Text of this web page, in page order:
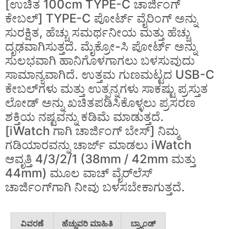
[ಉಚಿತ 100cm TYPE-C ಚಾರ್ಜಿಂಗ್
ಕೇಬಲ್] TYPE-C ಪೋರ್ಟ್ ವೈರಿಂಗ್ ಅನ್ನು
ಸುರಕ್ಷಿತ, ಹೆಚ್ಚು ಸಮರ್ಥನೀಯ ಮತ್ತು ಹೆಚ್ಚು
ದೃಢವಾಗಿಸುತ್ತದೆ. ಮೈಕ್ರೋ-ಸಿ ಪೋರ್ಟ್ ಅನ್ನು
ಸುಲಭವಾಗಿ ಹಾನಿಗೊಳಗಾಗಲು ಬಳಸುವುದು
ಸಾಮಾನ್ಯವಾಗಿದೆ. ಉತ್ತಮ ಗುಣಮಟ್ಟದ USB-C
ಕೇಬಲ್‌ಗಳು ಮತ್ತು ಉತ್ಪನ್ನಗಳು ಸಾಕಷ್ಟು ಪ್ರಸ್ತುತ
ಲೋಡ್ ಅನ್ನು ಖಚಿತಪಡಿಸಿಕೊಳ್ಳಲು ಪ್ರಸರಣ
ಶಕ್ತಿಯ ನಷ್ಟವನ್ನು ಕಡಿಮೆ ಮಾಡುತ್ತದೆ.
[iWatch ಗಾಗಿ ಚಾರ್ಜಿಂಗ್ ಬೇಸ್] ನಿಮ್ಮ
ಗಡಿಯಾರವನ್ನು ಚಾರ್ಜ್ ಮಾಡಲು iWatch
ಆವೃತ್ತಿ 4/3/2/1 (38mm / 42mm ಮತ್ತು
44mm) ಮೂಲ ವಾಚ್ ವೈರ್‌ಲೆಸ್
ಚಾರ್ಜಿಂಗ್‌ಗಾಗಿ ನೀವು ಬಳಸಬೇಕಾಗುತ್ತದೆ.
ವಿವರಣೆ ಹೆಚ್ಚುವರಿ ಮಾಹಿತಿ ಬ್ರ್ಯಾಂಡ್